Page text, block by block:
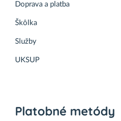
Doprava a platba
Škôlka
Služby
UKSUP
Platobné metódy